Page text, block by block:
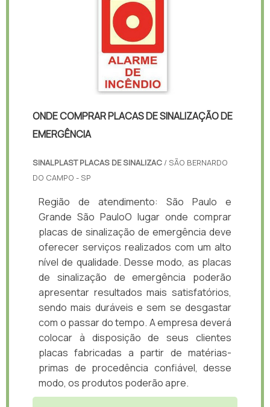
ONDE COMPRAR PLACAS DE SINALIZAÇÃO DE
EMERGÊNCIA
SINALPLAST PLACAS DE SINALIZAC / SÃO BERNARDO
DO CAMPO - SP
Região de atendimento: São Paulo e
Grande São PauloO lugar onde comprar
placas de sinalização de emergência deve
oferecer serviços realizados com um alto
nível de qualidade. Desse modo, as placas
de sinalização de emergência poderão
apresentar resultados mais satisfatórios,
sendo mais duráveis e sem se desgastar
com o passar do tempo. A empresa deverá
colocar à disposição de seus clientes
placas fabricadas a partir de matérias-
primas de procedência confiável, desse
modo, os produtos poderão apre.